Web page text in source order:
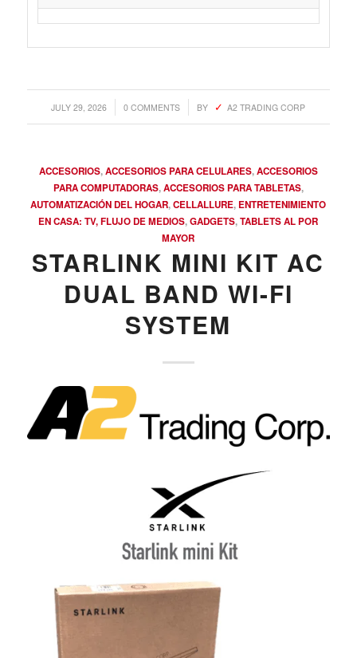
JULY 29, 2026
/ 0 COMMENTS
/ BY A2 TRADING CORP
ACCESORIOS,ACCESORIOS PARA CELULARES,ACCESORIOS
PARA COMPUTADORAS,ACCESORIOS PARA TABLETAS,
AUTOMATIZACIÓN DEL HOGAR,CELLALLURE, ENTRETENIMIENTO
EN CASA: TV, FLUJO DE MEDIOS,GADGETS,TABLETS AL POR
MAYOR
STARLINK MINI KIT AC
DUAL BAND WI-FI
SYSTEM